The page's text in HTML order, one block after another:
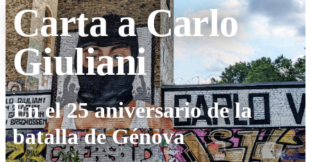
Carta a Carlo
Giuliani
:
En el 25 aniversario de la
batalla de Génova